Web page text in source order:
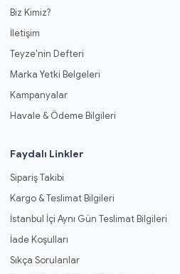
Biz Kimiz?
İletişim
Teyze'nin Defteri
Marka Yetki Belgeleri
Kampanyalar
Havale & Ödeme Bilgileri
Faydalı Linkler
Sipariş Takibi
Kargo & Teslimat Bilgileri
İstanbul İçi Aynı Gün Teslimat Bilgileri
İade Koşulları
Sıkça Sorulanlar